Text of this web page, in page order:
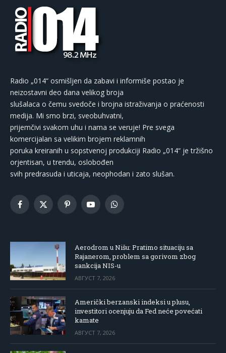
Radio „014“ osmišljen da zabavi i informiše postao je
neizostavni deo dana velikog broja
slušalaca o čemu svedoče i brojna istraživanja o praćenosti
medija. Mi smo brzi, sveobuhvatni,
prijemčivi svakom uhu i nama se veruje! Pre svega
komercijalan sa velikim brojem reklamnih
poruka kreiranih u sopstvenoj produkciji Radio „014“ je tržišno
orjentisan, u trendu, oslobođen
svih predrasuda i uticaja, neophodan i zato slušan.
Facebook
X
PinterestYouTubeWhatsApp
Aerodrom u Nišu: Pratimo situaciju sa
Rajanerom, problem sa gorivom zbog
sankcija NIS-u
АВГУСТ 7, 2026
Američki berzanski indeksi u plusu,
investitori ocenjuju da Fed neće povećati
kamate
АВГУСТ 7, 2026